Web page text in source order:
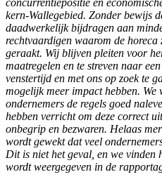
concurrentiepositie en
kern-Wallegebied. Zonder bewijs
daadwerkelijk bijdragen aan
rechtvaardigen waarom de
geraakt. Wij blijven pleiten voor
maatregelen en te streven naar
venstertijd en met ons op zoek te
mogelijk meer impact hebben.
ondernemers de regels goed
hebben verricht om deze correct
onbegrip en bezwaren. Helaas
wordt gewekt dat veel
Dit is niet het geval, en we
wordt weergegeven in de